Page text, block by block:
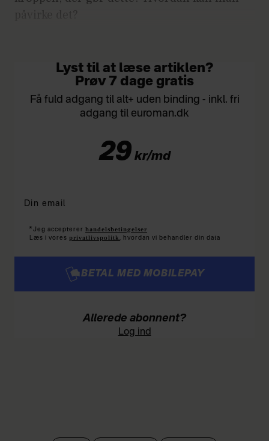
Lyst til at læse artiklen?
Prøv 7 dage gratis
Få fuld adgang til alt+ uden binding - inkl. fri
adgang til euroman.dk
29 kr/md
* Jeg accepterer handelsbetingelser
Læs i vores privatlivspolitk , hvordan vi behandler din data
BETAL MED MOBILEPAY
Allerede abonnent?
Log ind